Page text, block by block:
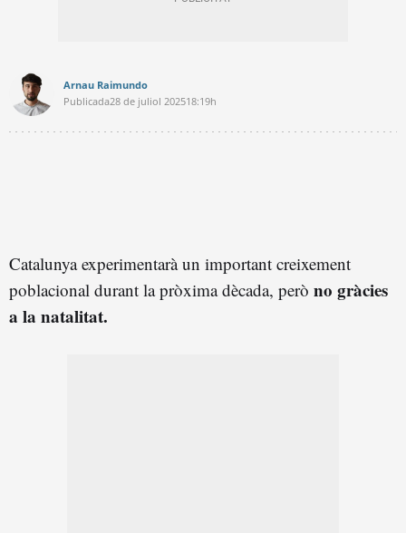
Arnau Raimundo
Publicada28 de juliol 202518:19h
Catalunya experimentarà un important creixement
poblacional durant la pròxima dècada, però no gràcies
a la natalitat.